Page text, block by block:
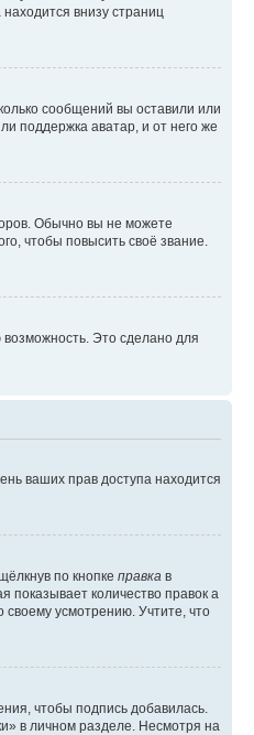
внизу страниц
сообщений вы оставили или
поддержка аватар, и от него же
Обычно вы не можете
чтобы повысить своё звание.
Это сделано для
ваших прав доступа находится
по кнопке правка в
показывает количество правок а
усмотрению. Учтите, что
чтобы подпись добавилась.
в личном разделе. Несмотря на